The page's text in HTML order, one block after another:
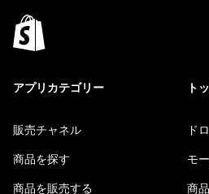
アプリカテゴリー
販売チャネル
商品を探す
商品を販売する
ト
ド
モ
商